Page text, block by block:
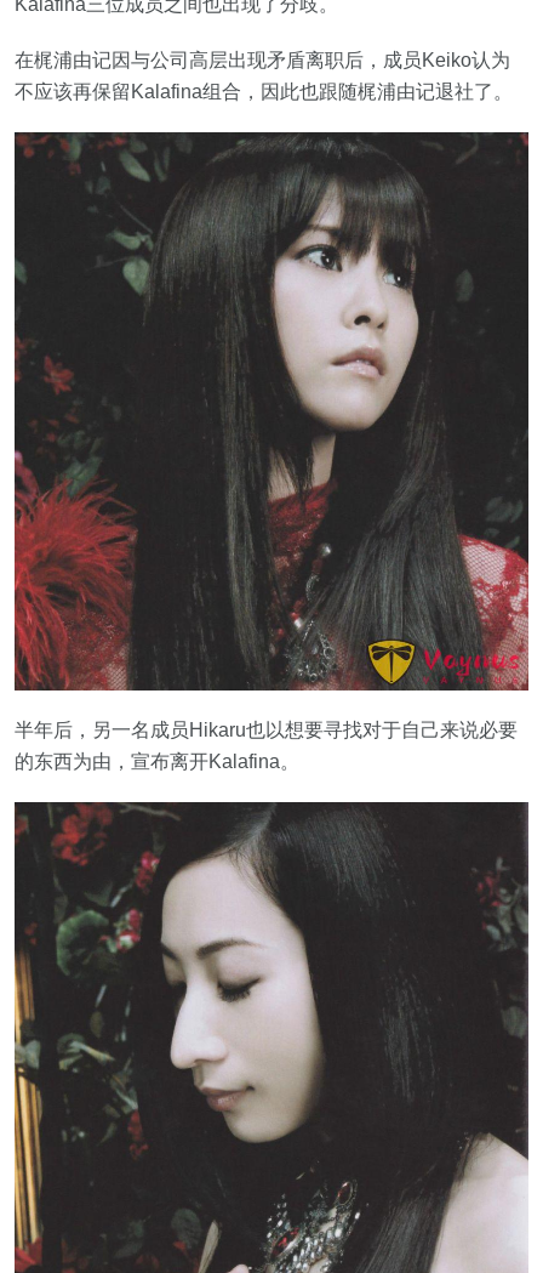
Kalafina三位成员之间也出现了分歧。
在梶浦由记因与公司高层出现矛盾离职后，成员Keiko认为
不应该再保留Kalafina组合，因此也跟随梶浦由记退社了。
半年后，另一名成员Hikaru也以想要寻找对于自己来说必要
的东西为由，宣布离开Kalafina。